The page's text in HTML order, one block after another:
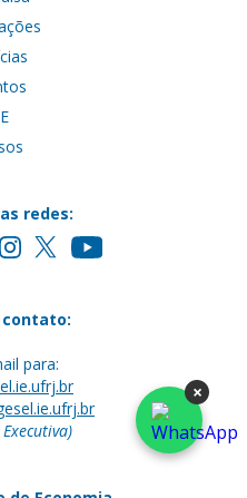
redes:
contato:
para:
×